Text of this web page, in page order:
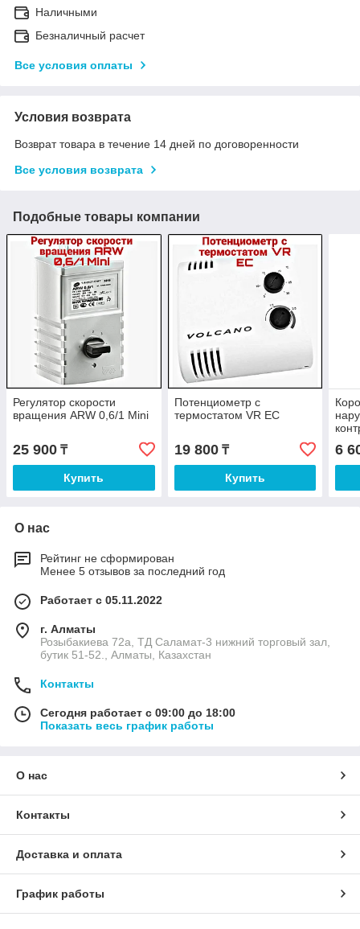
Наличными
Безналичный расчет
Все условия оплаты
Условия возврата
Возврат товара в течение 14 дней по договоренности
Все условия возврата
Подобные товары компании
Регулятор скорости
вращения ARW 0,6/1 Mini
25 900 ₸
Купить
Потенциометр с
термостатом VR EC
19 800₸
Купить
6
О нас
Рейтинг не сформирован
Менее 5 отзывов за последний год
Работает с 05.11.2022
г. Алматы
Розыбакиева 72а, ТД Саламат-3 нижний торговый зал,
бутик 51-52., Алматы, Казахстан
Контакты
Сегодня работает с 09:00 до 18:00
Показать весь график работы
О нас
Контакты
Доставка и оплата
График работы